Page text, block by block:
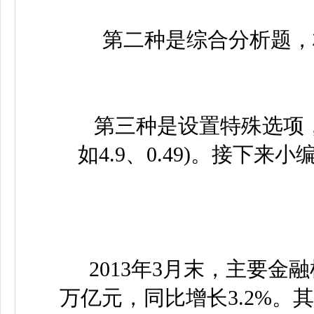
第二种是综合分析题，
第三种是设置特殊选项
如4.9、0.49)。接下来小
2013年3月末，主要金融
万亿元，同比增长3.2%。